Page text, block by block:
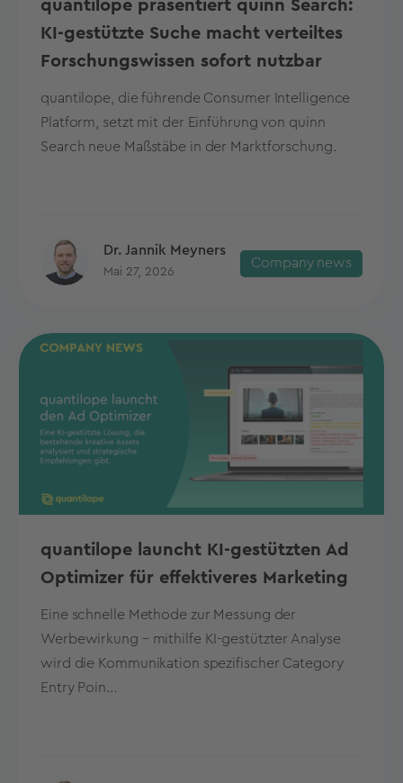
quantilope präsentiert quinn Search:
KI-gestützte Suche macht verteiltes
Forschungswissen sofort nutzbar
quantilope, die führende Consumer Intelligence
Platform, setzt mit der Einführung von quinn
Search neue Maßstäbe in der Marktforschung.
Dr. Jannik Meyners
Mai 27, 2026
Company news
quantilope launcht KI-gestützten Ad
Optimizer für effektiveres Marketing
Eine schnelle Methode zur Messung der
Werbewirkung – mithilfe KI-gestützter Analyse
wird die Kommunikation spezifischer Category
Entry Poin...